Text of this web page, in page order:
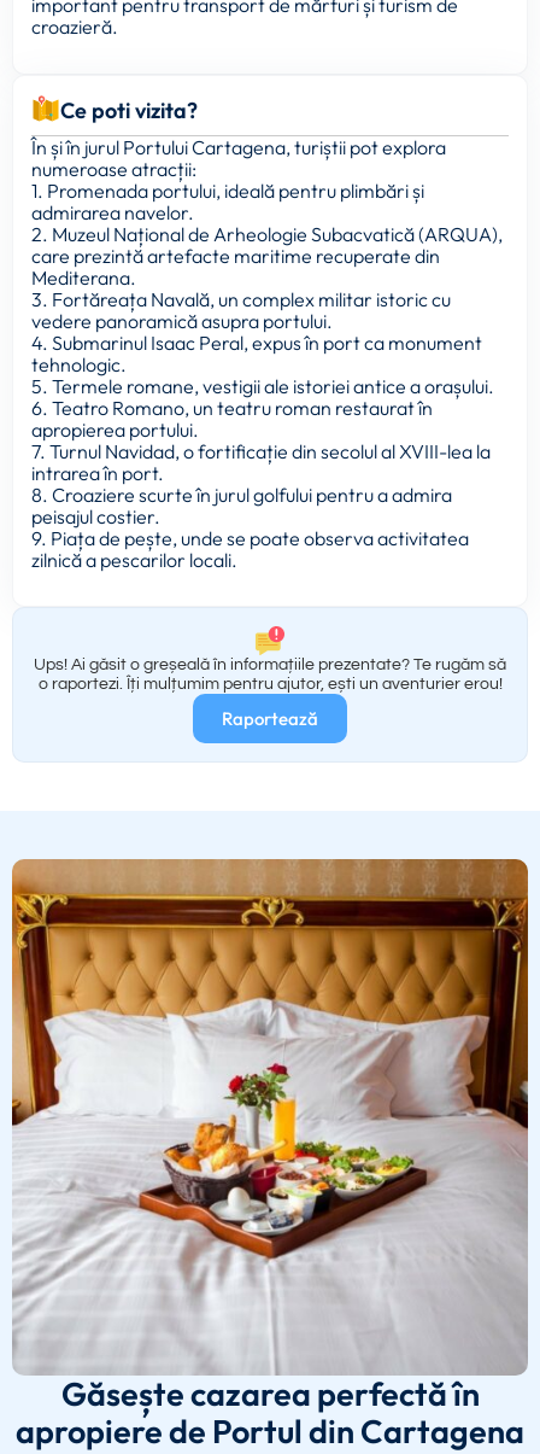
important pentru transport de mărfuri și turism de
croazieră.
Ce poti vizita?
În și în jurul Portului Cartagena, turiștii pot explora
numeroase atracții:
1. Promenada portului, ideală pentru plimbări și
admirarea navelor.
2. Muzeul Național de Arheologie Subacvatică (ARQUA),
care prezintă artefacte maritime recuperate din
Mediterana.
3. Fortăreața Navală, un complex militar istoric cu
vedere panoramică asupra portului.
4. Submarinul Isaac Peral, expus în port ca monument
tehnologic.
5. Termele romane, vestigii ale istoriei antice a orașului.
6. Teatro Romano, un teatru roman restaurat în
apropierea portului.
7. Turnul Navidad, o fortificație din secolul al XVIII-lea la
intrarea în port.
8. Croaziere scurte în jurul golfului pentru a admira
peisajul costier.
9. Piața de pește, unde se poate observa activitatea
zilnică a pescarilor locali.
Ups! Ai găsit o greșeală în informațiile prezentate? Te rugăm să
o raportezi. Îți mulțumim pentru ajutor, ești un aventurier erou!
Raportează
Găsește cazarea perfectă în
apropiere de Portul din Cartagena